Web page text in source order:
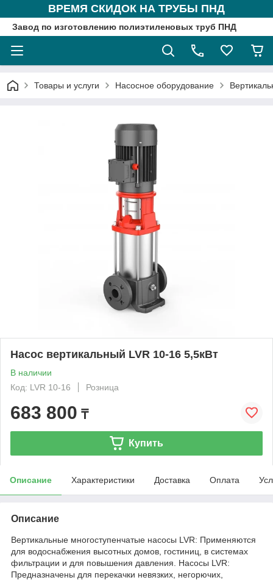
ВРЕМЯ СКИДОК НА ТРУБЫ ПНД
Завод по изготовлению полиэтиленовых труб ПНД
Товары и услуги Насосное оборудование
Насос вертикальный LVR 10-16 5,5кВт
В наличии
Код: LVR 10-16
Розница
683 800 ₸
Купить
Описание Характеристики Доставка Оплата
Описание
Вертикальные многоступенчатые насосы LVR: Применяются
для водоснабжения высотных домов, гостиниц, в системах
фильтрации и для повышения давления. Насосы LVR:
Предназначены для перекачки невязких, негорючих,